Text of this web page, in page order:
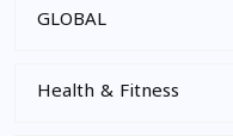
GLOBAL
Health & Fitness